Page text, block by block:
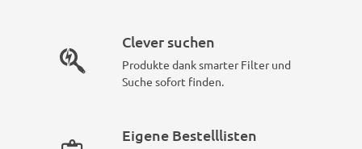
Clever suchen
Produkte dank smarter Filter und
Suche sofort finden.
Eigene Bestelllisten